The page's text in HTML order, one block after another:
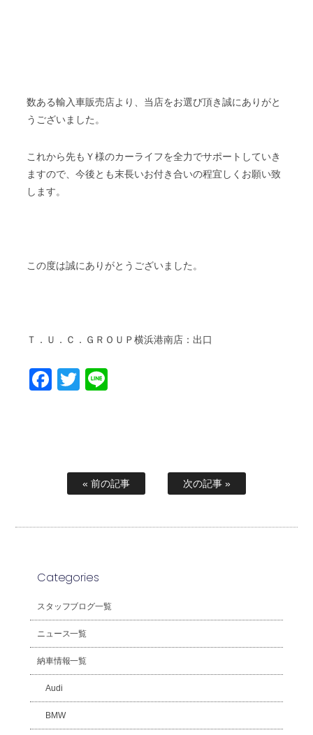
数ある輸入車販売店より、当店をお選び頂き誠にありがと
うございました。
これから先もＹ様のカーライフを全力でサポートしていき
ますので、今後とも末長いお付き合いの程宜しくお願い致
します。
この度は誠にありがとうございました。
Ｔ．Ｕ．Ｃ．ＧＲＯＵＰ横浜港南店：出口
Facebook
Twitter
« 前の記事 次の記事 »
Categories
スタッフブログ一覧
ニュース一覧
納車情報一覧
Audi
BMW